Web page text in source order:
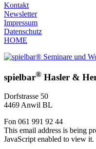
Kontakt
Newsletter
Impressum
Datenschutz
HOME
spielbar® Hasler &
Dorfstrasse 50
4469 Anwil BL
Fon 061 991 92 44
This email address is being
JavaScript enabled to view it.